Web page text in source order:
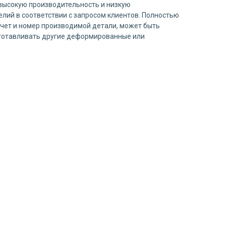
производительность и низкую
в соответствии с запросом клиентов. Полностью
и номер производимой детали, может быть
другие деформированные или